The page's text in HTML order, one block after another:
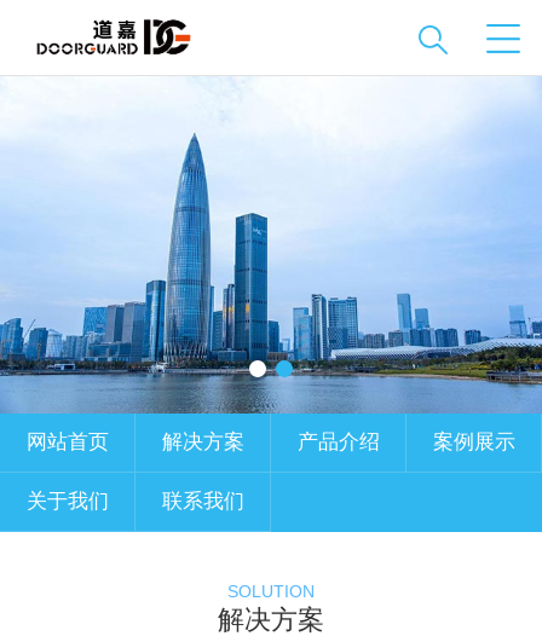
网站首页 解决方案 产品介绍 案例展示
关于我们 联系我们
SOLUTION
解决方案